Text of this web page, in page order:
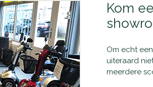
Kom
Om echt
uiteraard
meerdere